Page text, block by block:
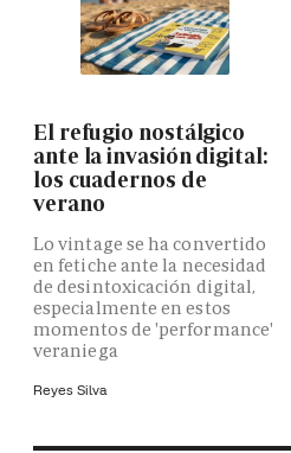
El refugio nostálgico
ante la invasión digital:
los cuadernos de
verano
Lo vintage se ha convertido
en fetiche ante la necesidad
de desintoxicación digital,
especialmente en estos
momentos de 'performance'
veraniega
Reyes Silva